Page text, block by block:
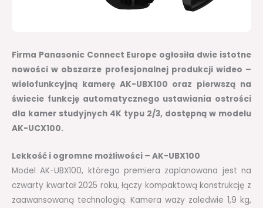
Firma Panasonic Connect Europe ogłosiła dwie istotne
nowości w obszarze profesjonalnej produkcji wideo –
wielofunkcyjną kamerę AK-UBX100 oraz pierwszą na
świecie funkcję automatycznego ustawiania ostrości
dla kamer studyjnych 4K typu 2/3, dostępną w modelu
AK-UCX100.
Lekkość i ogromne możliwości – AK-UBX100
Model AK-UBX100, którego premiera zaplanowana jest na
czwarty kwartał 2025 roku, łączy kompaktową konstrukcję z
zaawansowaną technologią. Kamera waży zaledwie 1,9 kg,